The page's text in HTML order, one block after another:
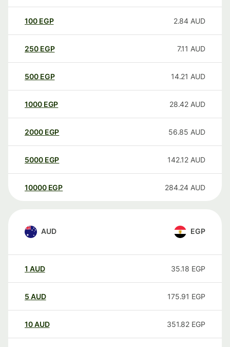
100 EGP 2.84 AUD
250 EGP 7.11 AUD
500 EGP 14.21 AUD
1000 EGP 28.42 AUD
2000 EGP 56.85 AUD
5000 EGP 142.12 AUD
10000 EGP 284.24 AUD
AUD EGP
1 AUD 35.18 EGP
5 AUD 175.91 EGP
10AUD 351.82 EGP